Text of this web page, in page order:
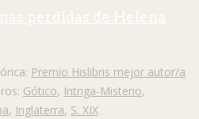
perdidas de Helena
Premio Hislibris mejor autor/a
Gótico, Intriga-Misterio,
, Inglaterra, S. XIX